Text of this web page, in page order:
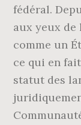
fédéral.
aux yeux
comme un
ce qui en
statut des